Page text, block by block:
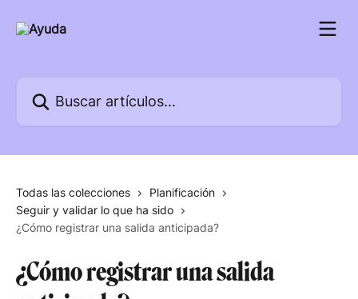
Todas las colecciones
Planificación
Seguir y validar lo que ha sido
¿Cómo registrar una salida anticipada?
¿Cómo registrar una salida